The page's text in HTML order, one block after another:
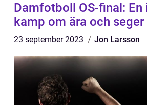
Damfotboll OS-final: En
kamp om ära och seger
23 september 2023 Jon Larsson